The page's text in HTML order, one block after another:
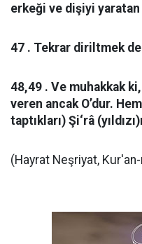
erkeği ve dişiyi yaratan
47 . Tekrar diriltmek de
48,49 . Ve muhakkak
veren ancak O’dur.
taptıkları) Şi‘râ
(Hayrat Neşriyat,